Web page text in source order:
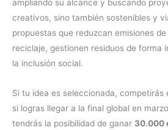
ampliando su alcance y buscando
creativos, sino también sostenibles y
propuestas que reduzcan emisiones
reciclaje, gestionen residuos de forma
la inclusión social.
Si tu idea es seleccionada, competirás
si logras llegar a la final global en
tendrás la posibilidad de ganar 30.000